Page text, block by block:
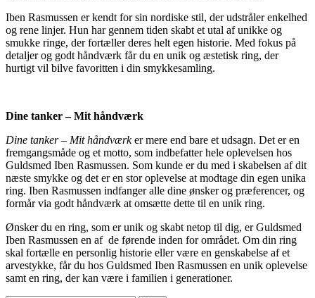
Iben Rasmussen er kendt for sin nordiske stil, der udstråler enkelhed
og rene linjer. Hun har gennem tiden skabt et utal af unikke og
smukke ringe, der fortæller deres helt egen historie. Med fokus på
detaljer og godt håndværk får du en unik og æstetisk ring, der
hurtigt vil bilve favoritten i din smykkesamling.
Dine tanker – Mit håndværk
Dine tanker – Mit håndværker mere end bare et udsagn. Det er en
fremgangsmåde og et motto, som indbefatter hele oplevelsen hos
Guldsmed Iben Rasmussen. Som kunde er du med i skabelsen af dit
næste smykke og det er en stor oplevelse at modtage din egen unika
ring. Iben Rasmussen indfanger alle dine ønsker og præferencer, og
formår via godt håndværk at omsætte dette til en unik ring.
Ønsker du en ring, som er unik og skabt netop til dig, er Guldsmed
Iben Rasmussen en af de førende inden for området. Om din ring
skal fortælle en personlig historie eller være en genskabelse af et
arvestykke, får du hos Guldsmed Iben Rasmussen en unik oplevelse
samt en ring, der kan være i familien i generationer.